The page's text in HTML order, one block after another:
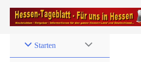
Zum
Inhalt
Starten